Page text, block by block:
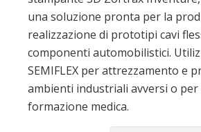
una soluzione pronta per la
realizzazione di prototipi cavi
componenti automobilistici.
SEMIFLEX per attrezzamento e
ambienti industriali avversi o per
formazione medica.